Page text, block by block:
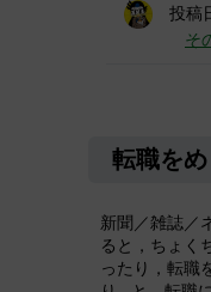
投稿
そ
転職を
新聞／雑誌／
ると，ちょく
ったり，転職